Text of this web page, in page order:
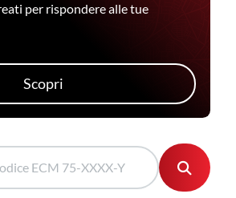
per rispondere alle tue
Scopri